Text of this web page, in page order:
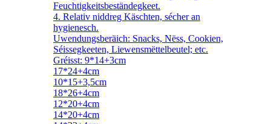
Feuchtigkeitsbeständegkeet.
4. Relativ niddreg Käschten, sécher an
hygienesch.
Uwendungsberäich: Snacks, Nëss, Cookien,
Séissegkeeten, Liewensmëttelbeutel; etc.
Gréisst: 9*14+3cm
17*24+4cm
10*15+3,5cm
18*26+4cm
12*20+4cm
14*20+4cm